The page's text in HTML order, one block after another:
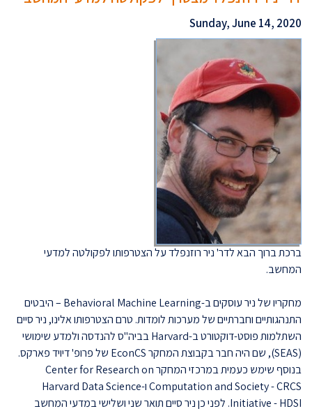
Sunday, June 14, 2020
ברכת ברוך הבא לדר' ניר רוזנפלד על הצטרפותו לפקולטה למדעי
המחשב.
מחקריו של ניר עוסקים ב-Behavioral Machine Learning – היבטים
התנהגותיים וחברתיים של מערכות לומדות. טרם הצטרפותו אלינו, ניר סיים
השתלמות פוסט-דוקטורט ב-Harvard בביה"ס להנדסה ולמדע שימושי
(SEAS), שם היה חבר בקבוצת המחקר EconCS של פרופ' דיויד פארקס.
בנוסף שימש כעמית במרכזי המחקר Center for Research on
Computation and Society - CRCS ו-Harvard Data Science
Initiative - HDSI. לפני כן ניר סיים תואר שני ושלישי במדעי המחשב